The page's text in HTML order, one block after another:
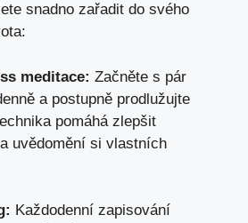
snadno zařadit do svého
meditace: Začněte s pár
a postupně prodlužujte
pomáhá zlepšit
uvědomění si vlastních
Každodenní zapisování